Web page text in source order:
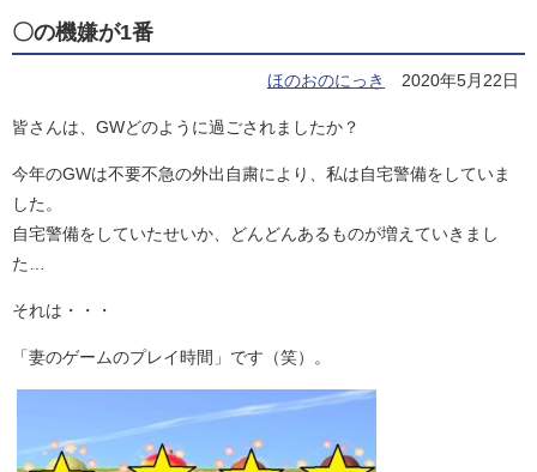
〇の機嫌が1番
ほのおのにっき 2020年5月22日
皆さんは、GWどのように過ごされましたか？
今年のGWは不要不急の外出自粛により、私は自宅警備をしていま
した。
自宅警備をしていたせいか、どんどんあるものが増えていきまし
た…
それは・・・
「妻のゲームのプレイ時間」です（笑）。